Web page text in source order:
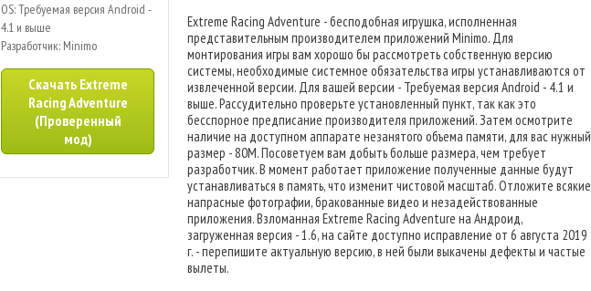
OS: Требуемая версия Android -
4.1 и выше
Разработчик: Minimo
Скачать Extreme
Racing Adventure
(Проверенный
мод)
Extreme Racing Adventure - бесподобная игрушка, исполненная
представительным производителем приложений Minimo. Для
монтирования игры вам хорошо бы рассмотреть собственную версию
системы, необходимые системное обязательства игры устанавливаются от
извлеченной версии. Для вашей версии - Требуемая версия Android - 4.1 и
выше. Рассудительно проверьте установленный пункт, так как это
бесспорное предписание производителя приложений. Затем осмотрите
наличие на доступном аппарате незанятого объема памяти, для вас нужный
размер - 80M. Посоветуем вам добыть больше размера, чем требует
разработчик. В момент работает приложение полученные данные будут
устанавливаться в память, что изменит чистовой масштаб. Отложите всякие
напрасные фотографии, бракованные видео и незадействованные
приложения. Взломанная Extreme Racing Adventure на Андроид,
загруженная версия - 1.6, на сайте доступно исправление от 6 августа 2019
г. - перепишите актуальную версию, в ней были выкачены дефекты и частые
вылеты.